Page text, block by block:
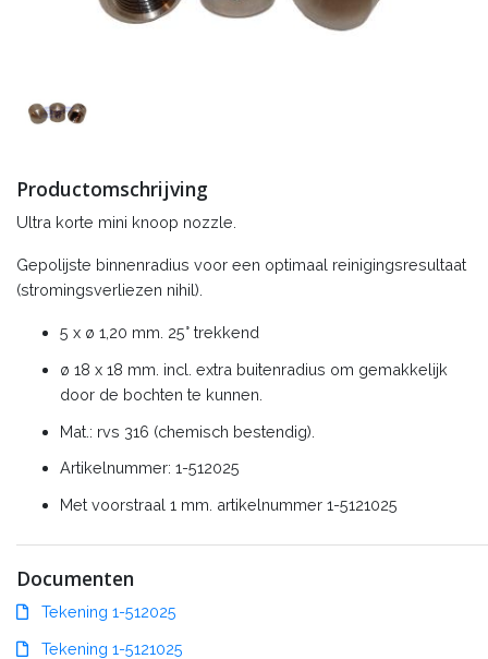
Productomschrijving
Ultra korte mini knoop nozzle.
Gepolijste binnenradius voor een optimaal reinigingsresultaat
(stromingsverliezen nihil).
5 x ø 1,20 mm. 25° trekkend
ø 18 x 18 mm. incl. extra buitenradius om gemakkelijk
door de bochten te kunnen.
Mat.: rvs 316 (chemisch bestendig).
Artikelnummer: 1-512025
Met voorstraal 1 mm. artikelnummer 1-5121025
Documenten
Tekening 1-512025
Tekening 1-5121025